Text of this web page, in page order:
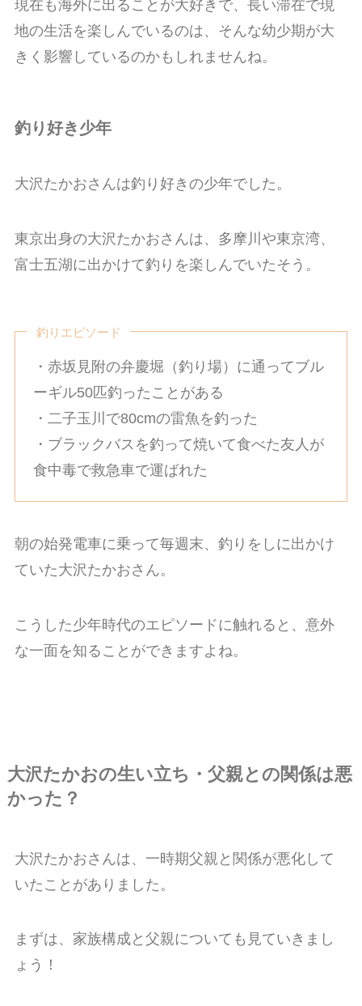
現在も海外に出ることが大好きで、長い滞在で現
地の生活を楽しんでいるのは、そんな幼少期が大
きく影響しているのかもしれませんね。
釣り好き少年
大沢たかおさんは釣り好きの少年でした。
東京出身の大沢たかおさんは、多摩川や東京湾、
富士五湖に出かけて釣りを楽しんでいたそう。
釣りエピソード
・赤坂見附の弁慶堀（釣り場）に通ってブル
ーギル50匹釣ったことがある
・二子玉川で80cmの雷魚を釣った
・ブラックバスを釣って焼いて食べた友人が
食中毒で救急車で運ばれた
朝の始発電車に乗って毎週末、釣りをしに出かけ
ていた大沢たかおさん。
こうした少年時代のエピソードに触れると、意外
な一面を知ることができますよね。
大沢たかおの生い立ち・父親との関係は悪
かった？
大沢たかおさんは、一時期父親と関係が悪化して
いたことがありました。
まずは、家族構成と父親についても見ていきまし
ょう！